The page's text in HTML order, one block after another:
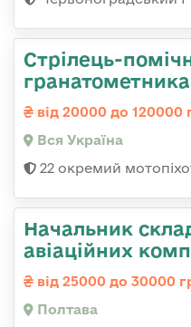
Стрілець-
гранатометника
від 20000 до 120000
Вся Україна
22 окремий
Начальник
авіаційних
від 25000 до 30000
Полтава